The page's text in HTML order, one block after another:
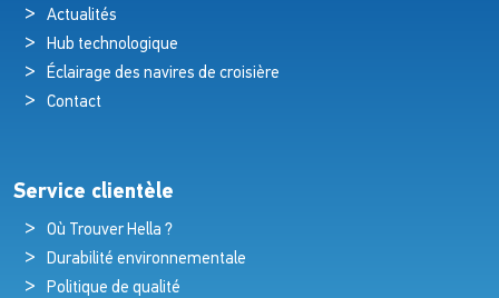
Actualités
Hub technologique
Éclairage des navires de croisière
Contact
Service clientèle
Où Trouver Hella ?
Durabilité environnementale
Politique de qualité